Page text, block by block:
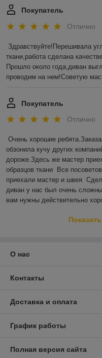
Покупатель
Отлично
Здравствуйте!Перешивала
ткани,работа сделана
Прошло около года,диван
проводим на нем!Советую
Покупатель
Отлично
Очень хорошие
обзонила кучу других
дороже.Здесь же мастер
образцов ткани  Все
приехали мастер и швея
диван у нас был очень
вам нужны действительно
О нас
Контакты
Доставка и оплата
График работы
Полная версия сайта